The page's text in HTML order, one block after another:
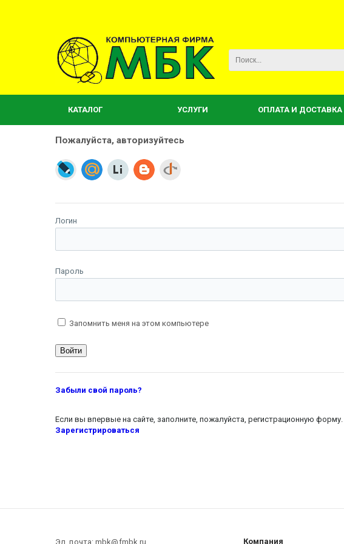
КАТАЛОГ УСЛУГИ ОПЛАТА И ДОСТАВКА
Пожалуйста, авторизуйтесь
Логин
Пароль
Запомнить меня на этом компьютере
Забыли свой пароль?
Если вы впервые на сайте, заполните, пожалуйста, регистрационную форму.
Зарегистрироваться
Эл. почта: mbk@fmbk.ru Компания